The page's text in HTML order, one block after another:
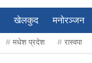
खेलकुद मनाेरञ्जन
मधेश प्रदेश रास्वपा